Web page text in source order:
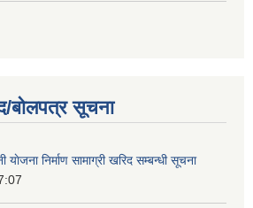
बोलपत्र सूचना
याेजना निर्माण सामाग्री खरिद सम्बन्धी सूचना